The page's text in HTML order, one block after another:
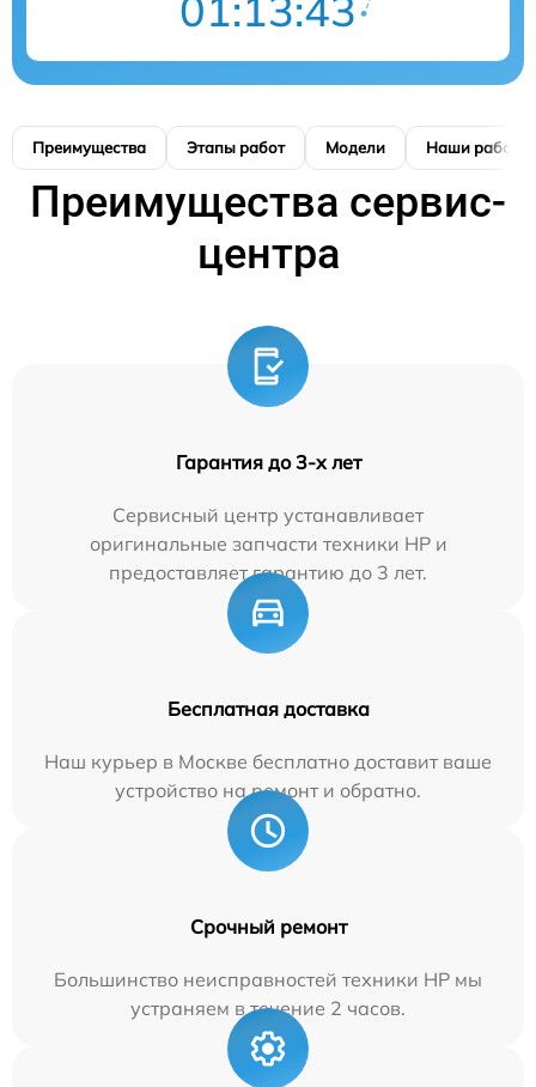
Преимущества Этапы работ Модели Наши работы
Преимущества сервис-
центра
Гарантия до 3-х лет
Сервисный центр устанавливает
оригинальные запчасти техники HP и
предоставляет гарантию до 3 лет.
Бесплатная доставка
Наш курьер в Москве бесплатно доставит ваше
устройство на ремонт и обратно.
Срочный ремонт
Большинство неисправностей техники HP мы
устраняем в течение 2 часов.